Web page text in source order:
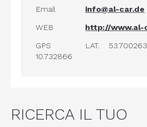
Email
info@al-car.de
WEB
http://www.al-
GPS
LAT.
10.732866
RICERCA IL TUO